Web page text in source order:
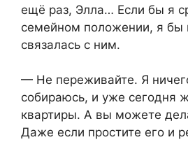
ещё раз, Элла… Если бы я
семейном положении, я бы
связалась с ним.
— Не переживайте. Я
собираюсь, и уже сегодня
квартиры. А вы можете
Даже если простите его и